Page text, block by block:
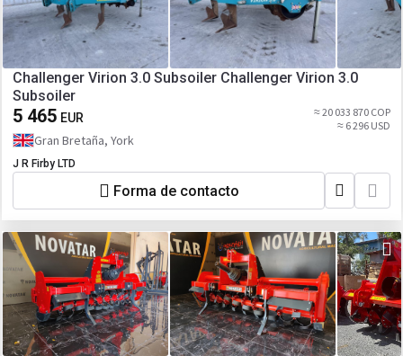
Challenger Virion 3.0 Subsoiler Challenger Virion 3.0
Subsoiler
5 465 EUR
≈ 20 033 870 COP
≈ 6 296 USD
Gran Bretaña, York
J R Firby LTD
Forma de contacto